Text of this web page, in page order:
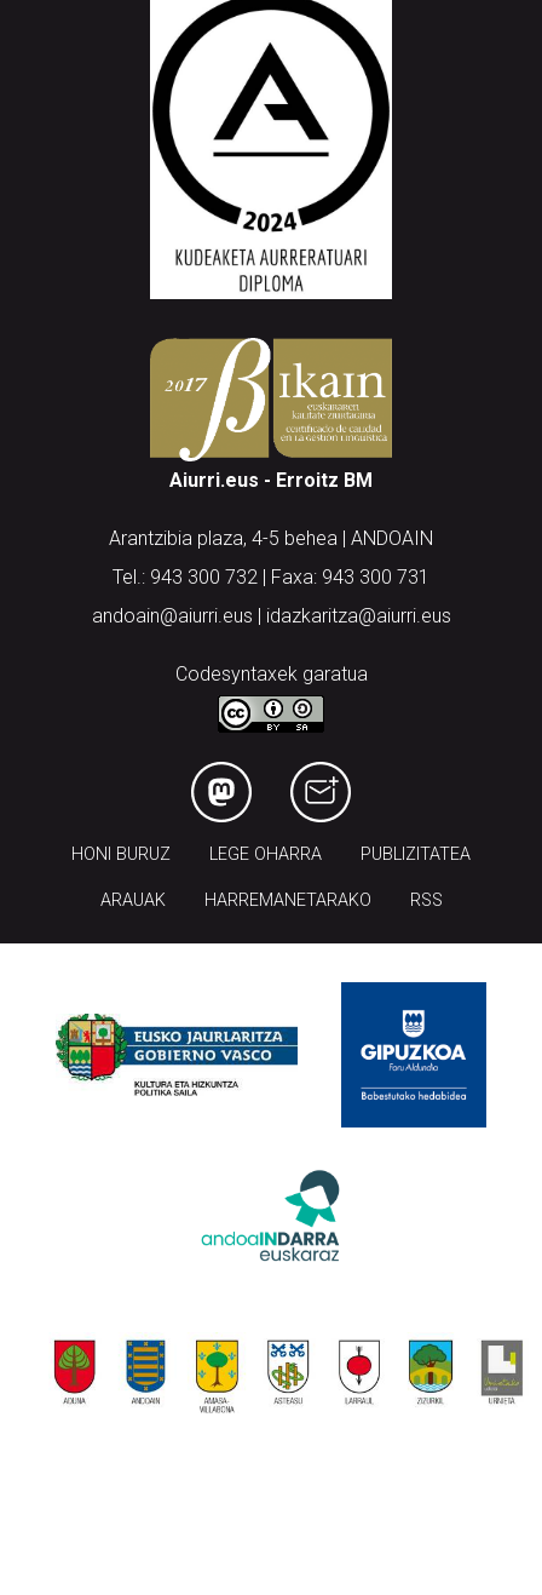
Aiurri.eus - Erroitz BM
Arantzibia plaza, 4-5 behea | ANDOAIN
Tel.: 943 300 732 | Faxa: 943 300 731
andoain@aiurri.eus | idazkaritza@aiurri.eus
Codesyntaxek garatua
HONI BURUZ LEGE OHARRA PUBLIZITATEA
ARAUAK HARREMANETARAKO RSS